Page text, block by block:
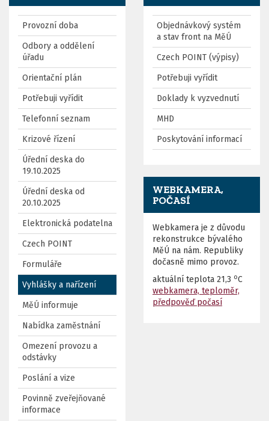
Provozní doba
Odbory a oddělení
úřadu
Orientační plán
Potřebuji vyřídit
Telefonní seznam
Krizové řízení
Úřední deska do
19.10.2025
Úřední deska od
20.10.2025
Elektronická podatelna
Czech POINT
Formuláře
Vyhlášky a nařízení
MěÚ informuje
Nabídka zaměstnání
Omezení provozu a
odstávky
Poslání a vize
Povinně zveřejňované
informace
Objednávkový systém
a stav front na MěÚ
Czech POINT (výpisy)
Potřebuji vyřídit
Doklady k vyzvednutí
MHD
Poskytování informací
WEBKAMERA,
POČASÍ
Webkamera je z důvodu
rekonstrukce bývalého
MěÚ na nám. Republiky
dočasně mimo provoz.
aktuální teplota 21,3 oC
webkamera, teploměr,
předpověď počasí